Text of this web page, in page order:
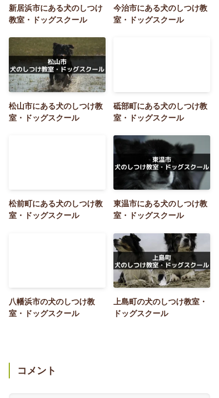
新居浜市にある犬のしつけ
教室・ドッグスクール
今治市にある犬のしつけ教
室・ドッグスクール
松山市にある犬のしつけ教
室・ドッグスクール
砥部町にある犬のしつけ教
室・ドッグスクール
松前町にある犬のしつけ教
室・ドッグスクール
東温市にある犬のしつけ教
室・ドッグスクール
八幡浜市の犬のしつけ教
室・ドッグスクール
上島町の犬のしつけ教室・
ドッグスクール
コメント